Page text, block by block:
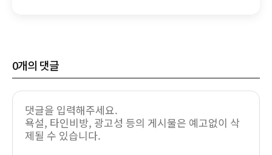
0개의 댓글